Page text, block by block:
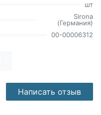
шт
Sirona
(Германия)
00-00006312
Написать отзыв